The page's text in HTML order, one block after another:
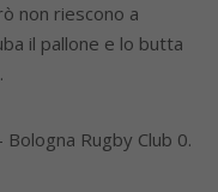
non riescono a
il pallone e lo butta
Rugby Club 0.